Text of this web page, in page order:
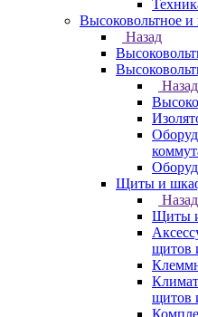
Высоковольтное
Назад
Назад
Щиты и
Назад
Щиты
щитов
щитов